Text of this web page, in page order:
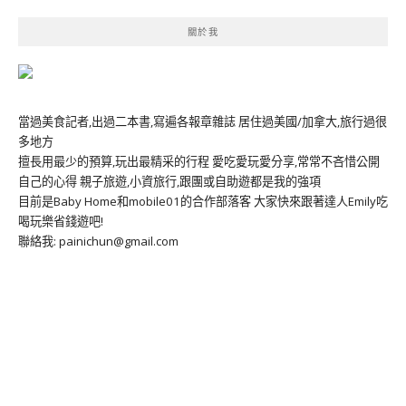
關於我
當過美食記者,出過二本書,寫遍各報章雜誌 居住過美國/加拿大,旅行過很
多地方
擅長用最少的預算,玩出最精采的行程 愛吃愛玩愛分享,常常不吝惜公開
自己的心得 親子旅遊,小資旅行,跟團或自助遊都是我的強項
目前是Baby Home和mobile01的合作部落客 大家快來跟著達人Emily吃
喝玩樂省錢遊吧!
聯絡我: painichun@gmail.com